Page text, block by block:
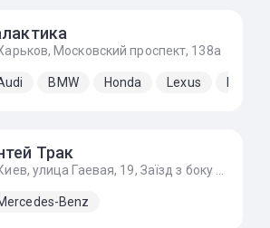
Московский проспект, 138а
BMW Honda Lexus
Трак
Benz